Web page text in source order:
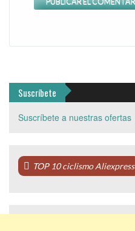
Suscríbete
Suscríbete a nuestras ofertas
TOP 10 ciclismo Aliexpress